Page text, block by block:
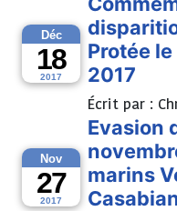
18
Déc
2017
Protée
2017
Écrit par :
27
Nov
2017
Evasion
marins